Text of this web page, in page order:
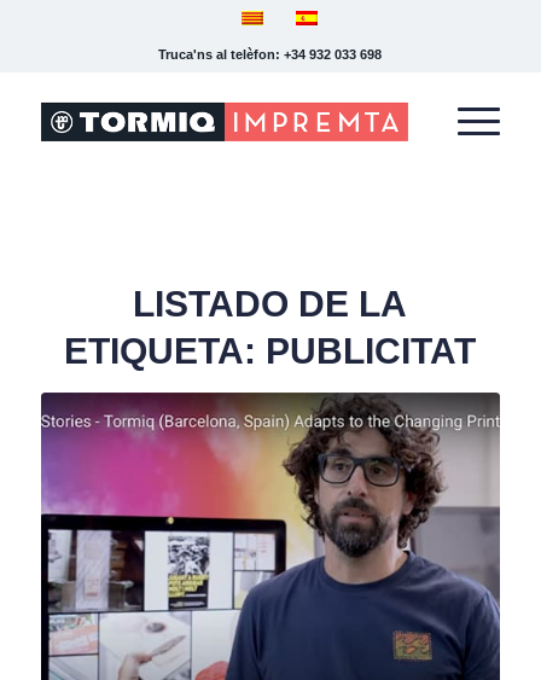
Truca'ns al telèfon: +34 932 033 698
LISTADO DE LA
ETIQUETA: PUBLICITAT